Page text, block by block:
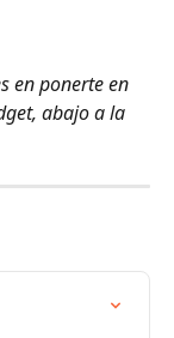
en ponerte en
abajo a la